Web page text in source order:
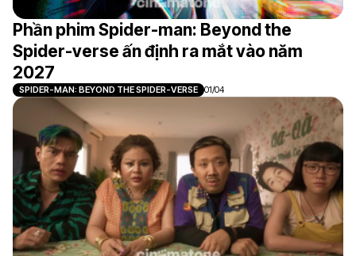
Phần phim Spider-man: Beyond the
Spider-verse ấn định ra mắt vào năm
2027
SPIDER-MAN: BEYOND THE SPIDER-VERSE 01/04